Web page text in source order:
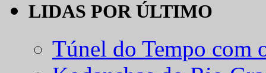
LIDAS POR ÚLTIMO
Túnel do Tempo com